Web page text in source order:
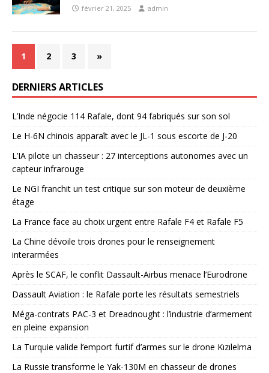
février 21, 2025 admin
1 2 3 »
DERNIERS ARTICLES
L’Inde négocie 114 Rafale, dont 94 fabriqués sur son sol
Le H-6N chinois apparaît avec le JL-1 sous escorte de J-20
L’IA pilote un chasseur : 27 interceptions autonomes avec un
capteur infrarouge
Le NGI franchit un test critique sur son moteur de deuxième
étage
La France face au choix urgent entre Rafale F4 et Rafale F5
La Chine dévoile trois drones pour le renseignement
interarmées
Après le SCAF, le conflit Dassault-Airbus menace l’Eurodrone
Dassault Aviation : le Rafale porte les résultats semestriels
Méga-contrats PAC-3 et Dreadnought : l’industrie d’armement
en pleine expansion
La Turquie valide l’emport furtif d’armes sur le drone Kızılelma
La Russie transforme le Yak-130M en chasseur de drones